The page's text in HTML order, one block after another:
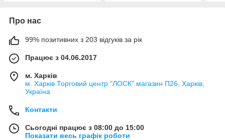
Про нас
99% позитивних з 203 відгуків за рік
Працює з 04.06.2017
м. Харків
м. Харків Торговий центр "ЛОСК" магазин П26, Харків,
Україна
Контакти
Сьогодні працює з 08:00 до 15:00
Показати весь графік роботи